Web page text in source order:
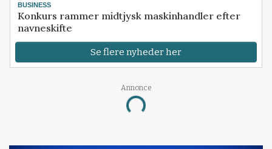
BUSINESS
Konkurs rammer midtjysk maskinhandler efter
navneskifte
Se flere nyheder her
Annonce
Loading...